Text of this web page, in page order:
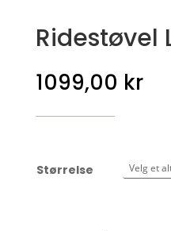
Ridestøvel
1099,00 kr
Størrelse